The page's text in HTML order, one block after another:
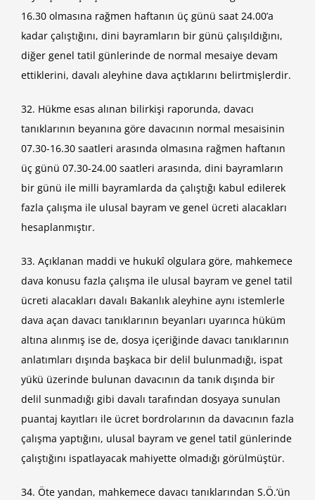
16.30 olmasına rağmen haftanın üç günü saat 24.00’a
kadar çalıştığını, dini bayramların bir günü çalışıldığını,
diğer genel tatil günlerinde de normal mesaiye devam
ettiklerini, davalı aleyhine dava açtıklarını belirtmişlerdir.
32. Hükme esas alınan bilirkişi raporunda, davacı
tanıklarının beyanına göre davacının normal mesaisinin
07.30-16.30 saatleri arasında olmasına rağmen haftanın
üç günü 07.30-24.00 saatleri arasında, dini bayramların
bir günü ile milli bayramlarda da çalıştığı kabul edilerek
fazla çalışma ile ulusal bayram ve genel ücreti alacakları
hesaplanmıştır.
33. Açıklanan maddi ve hukukî olgulara göre, mahkemece
dava konusu fazla çalışma ile ulusal bayram ve genel tatil
ücreti alacakları davalı Bakanlık aleyhine aynı istemlerle
dava açan davacı tanıklarının beyanları uyarınca hüküm
altına alınmış ise de, dosya içeriğinde davacı tanıklarının
anlatımları dışında başkaca bir delil bulunmadığı, ispat
yükü üzerinde bulunan davacının da tanık dışında bir
delil sunmadığı gibi davalı tarafından dosyaya sunulan
puantaj kayıtları ile ücret bordrolarının da davacının fazla
çalışma yaptığını, ulusal bayram ve genel tatil günlerinde
çalıştığını ispatlayacak mahiyette olmadığı görülmüştür.
34. Öte yandan, mahkemece davacı tanıklarından S.Ö.’ün